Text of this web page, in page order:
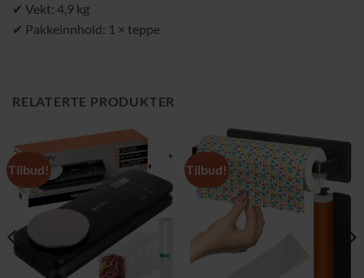
✔ Vekt: 4,9 kg
✔ Pakkeinnhold: 1 × teppe
RELATERTE PRODUKTER
Tilbud! Tilbud!